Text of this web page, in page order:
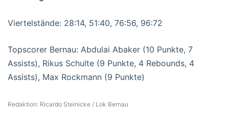
Viertelstände: 28:14, 51:40, 76:56, 96:72
Topscorer Bernau: Abdulai Abaker (10 Punkte, 7
Assists), Rikus Schulte (9 Punkte, 4 Rebounds, 4
Assists), Max Rockmann (9 Punkte)
Redaktion: Ricardo Steinicke / Lok Bernau